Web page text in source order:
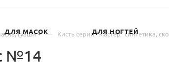
ДЛЯ МАСОК ДЛЯ НОГТЕЙ
гуаши — Кисть серии "Мастер" синтетика,
№14